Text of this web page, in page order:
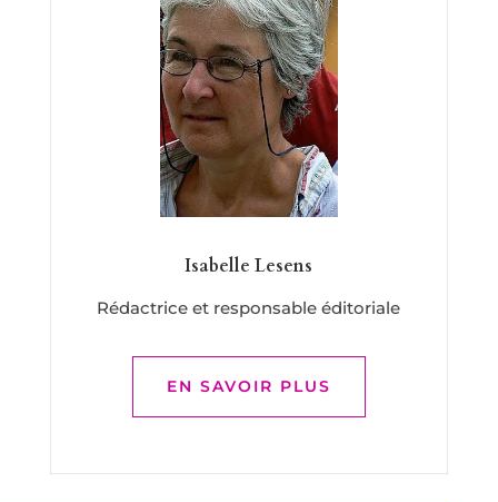
Isabelle Lesens
Rédactrice et responsable éditoriale
EN SAVOIR PLUS